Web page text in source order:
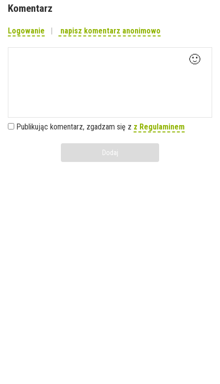
Komentarz
Logowanie napisz komentarz anonimowo
🙂
Publikując komentarz, zgadzam się z z Regulaminem
Dodaj